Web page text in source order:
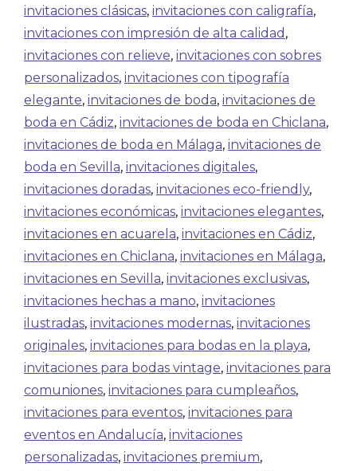
invitaciones clásicas, invitaciones con caligrafía,
invitaciones con impresión de alta calidad ,
invitaciones con relieve, invitaciones con sobres
personalizados, invitaciones con tipografía
elegante, invitaciones de boda, invitaciones de
boda en Cádiz, invitaciones de boda en Chiclana,
invitaciones de boda en Málaga, invitaciones de
boda en Sevilla, invitaciones digitales,
invitaciones doradas, invitaciones eco-friendly,
invitaciones económicas, invitaciones elegantes,
invitaciones en acuarela, invitaciones en Cádiz,
invitaciones en Chiclana, invitaciones en Málaga,
invitaciones en Sevilla, invitaciones exclusivas,
invitaciones hechas a mano, invitaciones
ilustradas, invitaciones modernas, invitaciones
originales, invitaciones para bodas en la playa,
invitaciones para bodas vintage, invitaciones para
comuniones, invitaciones para cumpleaños,
invitaciones para eventos, invitaciones para
eventos en Andalucía, invitaciones
personalizadas, invitaciones premium,